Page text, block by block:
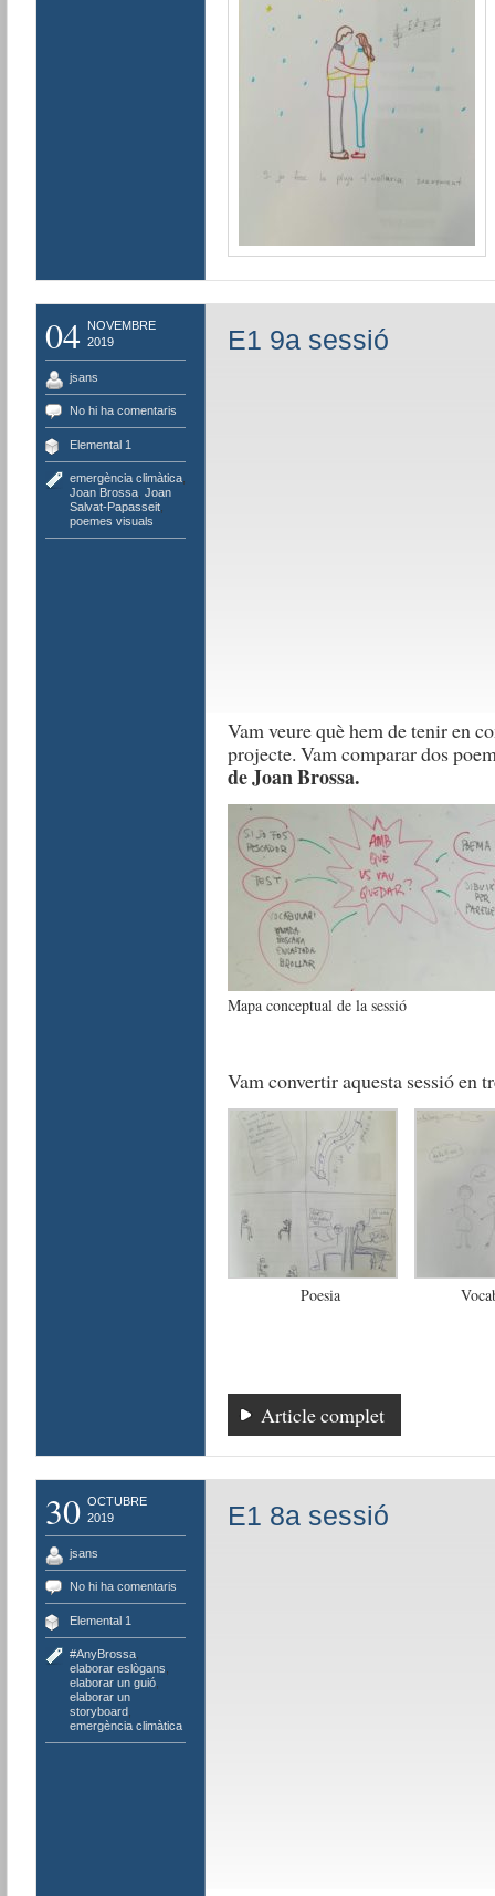
04
NOVEMBRE
2019
jsans
No hi ha comentaris
Elemental 1
emergència climàtica,
Joan Brossa, Joan
Salvat-Papasseit,
poemes visuals
E1 9a sessió
Vam veure què hem de tenir en
projecte. Vam comparar dos
de Joan Brossa.
Mapa conceptual de la sessió
Vam convertir aquesta sessió en
Poesia
Article complet
30 OCTUBRE
2019
jsans
No hi ha comentaris
Elemental 1
#AnyBrossa,
elaborar eslògans
elaborar un guió,
elaborar un
storyboard,
emergència climàtica
E1 8a sessió